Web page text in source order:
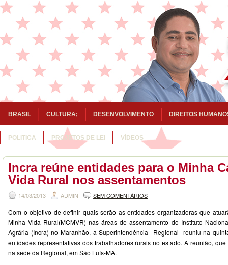
BRASIL CULTURA; DESENVOLVIMENTO DIREITOS
POLITICA PROJETOS DE LEI VÍDEOS
Incra reúne entidades para o Minha
Vida Rural nos assentamentos
14/03/2013 ADMIN SEM COMENTÁRIOS
Com o objetivo de definir quais serão as entidades organizadoras que
Minha Vida Rural(MCMVR) nas áreas de assentamento do Instituto
Agrária (Incra) no Maranhão, a Superintendência Regional reuniu na
entidades representativas dos trabalhadores rurais no estado. A reunião,
na sede da Regional, em São Luís-MA.